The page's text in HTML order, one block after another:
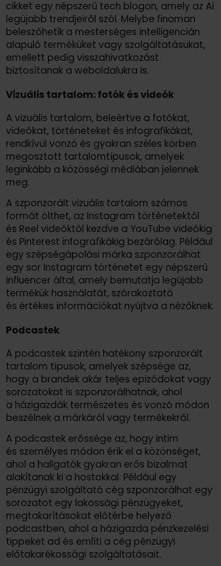
cikket egy népszerű tech blogon, amely az AI
legújabb trendjeiről szól. Melybe finoman
beleszőhetik a mesterséges intelligencián
alapuló terméküket vagy szolgáltatásukat,
emellett pedig visszahivatkozást
biztosítanak a weboldalukra is.
Vizuális tartalom: fotók és videók
A vizuális tartalom, beleértve a fotókat,
videókat, történeteket és infografikákat,
rendkívül vonzó és gyakran széles körben
megosztott tartalomtípusok, amelyek
leginkább a közösségi médiában jelennek
meg.
A szponzorált vizuális tartalom számos
formát ölthet, az Instagram történetektől
és Reel videóktól kezdve a YouTube videókig
és Pinterest infografikákig bezárólag. Például
egy szépségápolási márka szponzorálhat
egy sor Instagram történetet egy népszerű
influencer által, amely bemutatja legújabb
termékük használatát, szórakoztató
és értékes információkat nyújtva a nézőknek.
Podcastek
A podcastek szintén hatékony szponzorált
tartalom típusok, amelyek szépsége az,
hogy a brandek akár teljes epizódokat vagy
sorozatokat is szponzorálhatnak, ahol
a házigazdák természetes és vonzó módon
beszélnek a márkáról vagy termékekről.
A podcastek erőssége az, hogy intim
és személyes módon érik el a közönséget,
ahol a hallgatók gyakran erős bizalmat
alakítanak ki a hostokkal. Például egy
pénzügyi szolgáltató cég szponzorálhat egy
sorozatot egy lakossági pénzügyeket,
megtakarításokat előtérbe helyező
podcastben, ahol a házigazda pénzkezelési
tippeket ad és említi a cég pénzügyi
előtakarékossági szolgáltatásait.